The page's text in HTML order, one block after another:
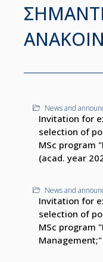
News and
Invitation for
selection of
MSc program
(acad. year
News and
Invitation for
selection of
MSc program